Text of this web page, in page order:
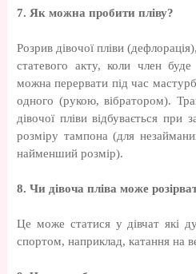
7. Як можна пробити пліву?
Розрив дівочої пліви
статевого акту, коли член
можна перервати під час
одного (рукою, вібратором).
дівочої пліви відбувається при
розміру тампона (для
найменший розмір).
8. Чи дівоча пліва може
Це може статися у дівчат які
спортом, наприклад, катання на